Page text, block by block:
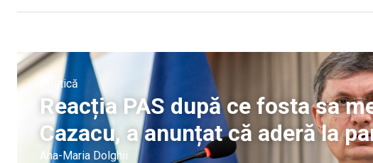
Politică
Reacția PAS după ce fosta sa
Cazacu, a anunțat că aderă la
Ana-Maria Dolghii